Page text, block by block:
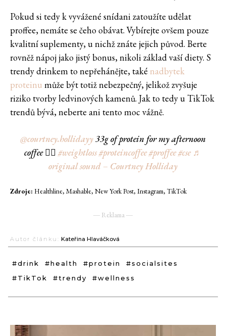
Pokud si tedy k vyvážené snídani zatoužíte udělat
proffee, nemáte se čeho obávat. Vybírejte ovšem pouze
kvalitní suplementy, u nichž znáte jejich původ. Berte
rovněž nápoj jako jistý bonus, nikoli základ vaší diety. S
trendy drinkem to nepřehánějte, také nadbytek
proteinu může být totiž nebezpečný, jelikož zvyšuje
riziko tvorby ledvinových kamenů. Jak to tedy u TikTok
trendů bývá, neberte ani tento moc vážně.
@courtney.hollidayy33g of protein for my afternoon
coffee 😮‍💨 #weightloss#proteincoffee#proffee#cse ♬
original sound – Courtney Holliday
Zdroje: Healthline, Mashable, New York Post, Instagram, TikTok
― Reklama ―
Autor článku: Kateřina Hlaváčková
#drink #health #protein
#socialsites
#TikTok
#trendy #wellness